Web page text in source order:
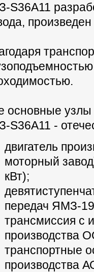
S36A11
основные узлы
S36A11 -
двигатель
моторный
кВт);
передач ЯМЗ-
трансмиссия с
производства
транспортные
производства